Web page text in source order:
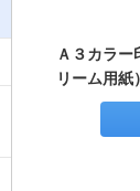
Ａ３カラー
リーム用紙）